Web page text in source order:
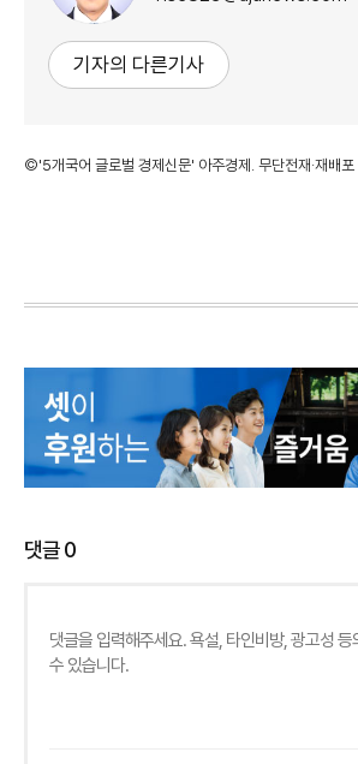
기자의 다른기사
©'5개국어 글로벌 경제신문' 아주경제. 무단전재·재배포
댓글0